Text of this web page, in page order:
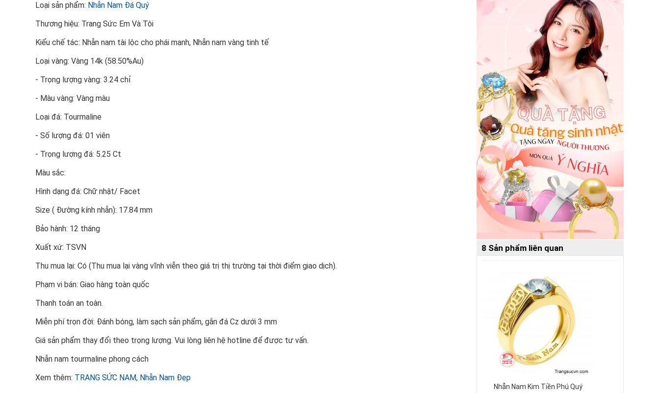
Loại sản phẩm: Nhẫn Nam Đá Quý
Thương hiệu: Trang Sức Em Và Tôi
Kiểu chế tác: Nhẫn nam tài lộc cho phái mạnh, Nhẫn nam vàng tinh tế
Loại vàng: Vàng 14k (58.50%Au)
- Trọng lượng vàng: 3.24 chỉ
- Màu vàng: Vàng màu
Loại đá: Tourmaline
- Số lượng đá: 01 viên
- Trọng lượng đá: 5.25 Ct
Màu sắc:
Hình dạng đá: Chữ nhật/ Facet
Size ( Đường kính nhẫn): 17.84 mm
Bảo hành: 12 tháng
Xuất xứ: TSVN
Thu mua lại: Có (Thu mua lại vàng vĩnh viễn theo giá trị thị trường tại thời điểm giao dịch).
Phạm vi bán: Giao hàng toàn quốc
Thanh toán an toàn.
Miễn phí trọn đời: Đánh bóng, làm sạch sản phẩm, gắn đá Cz dưới 3 mm
Giá sản phẩm thay đổi theo trọng lượng. Vui lòng liên hệ hotline để được tư vấn.
Nhẫn nam tourmaline phong cách
Xem thêm: TRANG SỨC NAM, Nhẫn Nam Đẹp
8 Sản phẩm liên quan
Nhẫn Nam Kim Tiền Phú Quý